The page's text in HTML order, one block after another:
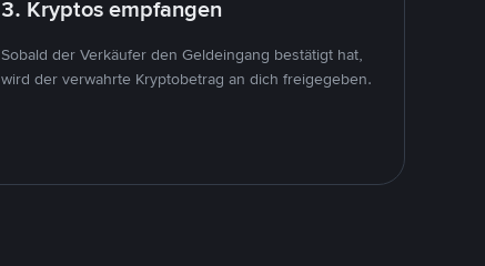
3. Kryptos empfangen
Sobald der Verkäufer den Geldeingang bestätigt hat,
wird der verwahrte Kryptobetrag an dich freigegeben.